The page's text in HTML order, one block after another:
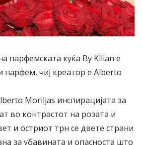
парфемската куќа By Kilian е
парфем, чиј креатор е Alberto
Moriljas инспирацијата за
во контрастот на розата и
и остриот трн се двете страни
за убавината и опасноста што